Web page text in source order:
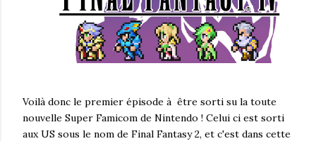
Voilà donc le premier épisode à être sorti su la toute
nouvelle Super Famicom de Nintendo ! Celui ci est sorti
aux US sous le nom de Final Fantasy 2, et c'est dans cette